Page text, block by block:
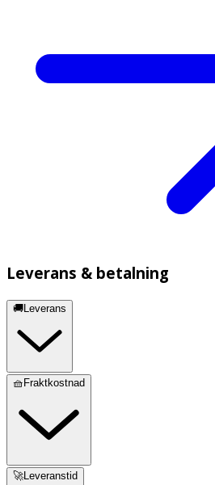
Leverans & betalning
🚚Leverans
🧺Fraktkostnad
🚀Leveranstid